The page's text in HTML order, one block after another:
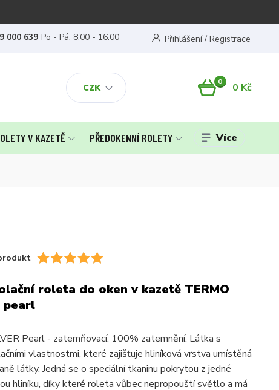
CZK
Přihlášení / Registrace
000 639 Po - Pá: 8:00 - 16:00
0 0 Kč
V KAZETĚ PŘEDOKENNÍ ROLETY Více
roleta do oken v kazetě TERMO
pearl
Pearl - zatemňovací. 100% zatemnění. Látka s
vlastnostmi, které zajišťuje hliníková vrstva umístěná
látky. Jedná se o speciální tkaninu pokrytou z jedné
hliníku, díky které roleta vůbec nepropouští světlo a má